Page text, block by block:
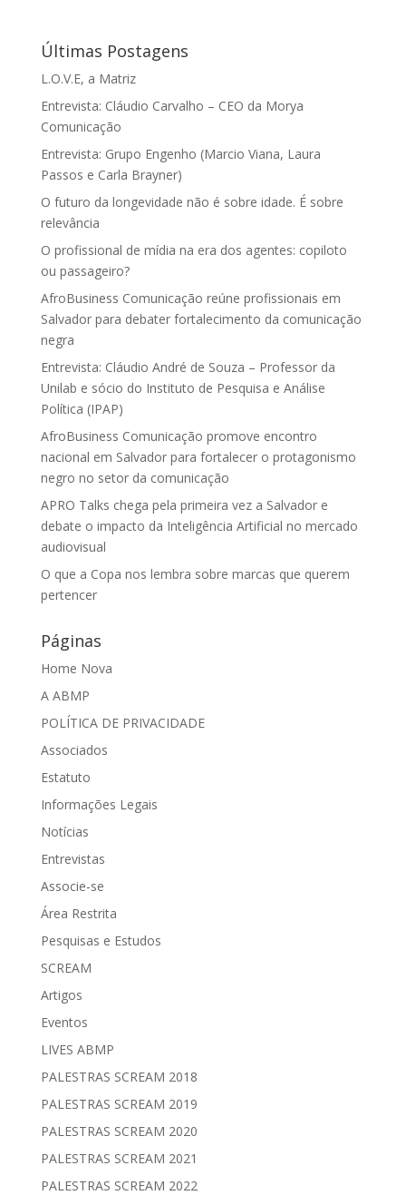
Últimas Postagens
L.O.V.E, a Matriz
Entrevista: Cláudio Carvalho – CEO da Morya
Comunicação
Entrevista: Grupo Engenho (Marcio Viana, Laura
Passos e Carla Brayner)
O futuro da longevidade não é sobre idade. É sobre
relevância
O profissional de mídia na era dos agentes: copiloto
ou passageiro?
AfroBusiness Comunicação reúne profissionais em
Salvador para debater fortalecimento da comunicação
negra
Entrevista: Cláudio André de Souza – Professor da
Unilab e sócio do Instituto de Pesquisa e Análise
Política (IPAP)
AfroBusiness Comunicação promove encontro
nacional em Salvador para fortalecer o protagonismo
negro no setor da comunicação
APRO Talks chega pela primeira vez a Salvador e
debate o impacto da Inteligência Artificial no mercado
audiovisual
O que a Copa nos lembra sobre marcas que querem
pertencer
Páginas
Home Nova
A ABMP
POLÍTICA DE PRIVACIDADE
Associados
Estatuto
Informações Legais
Notícias
Entrevistas
Associe-se
Área Restrita
Pesquisas e Estudos
SCREAM
Artigos
Eventos
LIVES ABMP
PALESTRAS SCREAM 2018
PALESTRAS SCREAM 2019
PALESTRAS SCREAM 2020
PALESTRAS SCREAM 2021
PALESTRAS SCREAM 2022